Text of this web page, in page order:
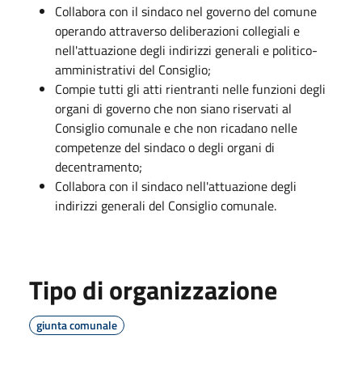
Collabora con il sindaco nel governo del comune
operando attraverso deliberazioni collegiali e
nell'attuazione degli indirizzi generali e politico-
amministrativi del Consiglio;
Compie tutti gli atti rientranti nelle funzioni degli
organi di governo che non siano riservati al
Consiglio comunale e che non ricadano nelle
competenze del sindaco o degli organi di
decentramento;
Collabora con il sindaco nell'attuazione degli
indirizzi generali del Consiglio comunale.
Tipo di organizzazione
giunta comunale